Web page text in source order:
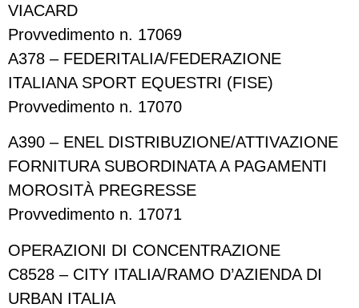
VIACARD
Provvedimento n. 17069
A378 – FEDERITALIA/FEDERAZIONE
ITALIANA SPORT EQUESTRI (FISE)
Provvedimento n. 17070
A390 – ENEL DISTRIBUZIONE/ATTIVAZIONE
FORNITURA SUBORDINATA A PAGAMENTI
MOROSITÀ PREGRESSE
Provvedimento n. 17071
OPERAZIONI DI CONCENTRAZIONE
C8528 – CITY ITALIA/RAMO D’AZIENDA DI
URBAN ITALIA